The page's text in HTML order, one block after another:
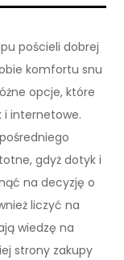
pościeli dobrej
komfortu snu
opcje, które
i internetowe.
gdyż dotyk i
na decyzję o
liczyć na
wiedzę na
strony zakupy